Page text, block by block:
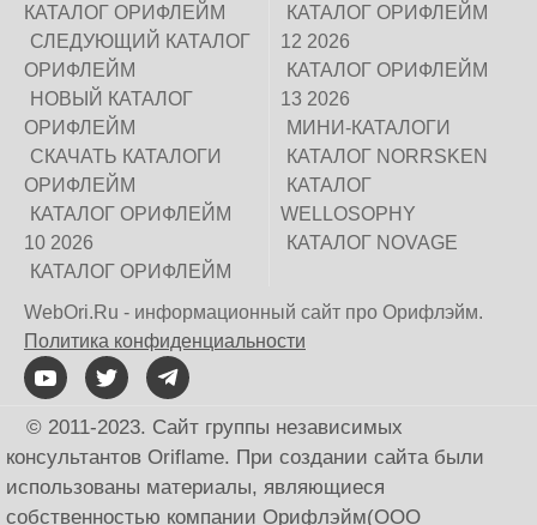
КАТАЛОГ ОРИФЛЕЙМ
СЛЕДУЮЩИЙ КАТАЛОГ
ОРИФЛЕЙМ
НОВЫЙ КАТАЛОГ
ОРИФЛЕЙМ
СКАЧАТЬ КАТАЛОГИ
ОРИФЛЕЙМ
КАТАЛОГ ОРИФЛЕЙМ
10 2026
КАТАЛОГ ОРИФЛЕЙМ
КАТАЛОГ ОРИФЛЕЙМ
12 2026
КАТАЛОГ ОРИФЛЕЙМ
13 2026
МИНИ-КАТАЛОГИ
КАТАЛОГ NORRSKEN
КАТАЛОГ
WELLOSOPHY
КАТАЛОГ NOVAGE
WebOri.Ru - информационный сайт про Орифлэйм.
Политика конфиденциальности
© 2011-2023. Сайт группы независимых
консультантов Oriflame. При создании сайта были
использованы материалы, являющиеся
собственностью компании Орифлэйм(ООО